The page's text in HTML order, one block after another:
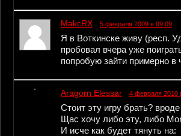
MakcRX 5 февраля 2009 в 09:09
Я в Воткинске живу (респ.
пробовал вчера уже
попробую зайти примерно в
Aragorn Elessar 4 февраля 2010
Стоит эту игру брать?
Щас хочу либо эту, либо
И исче как будет тянуть на: